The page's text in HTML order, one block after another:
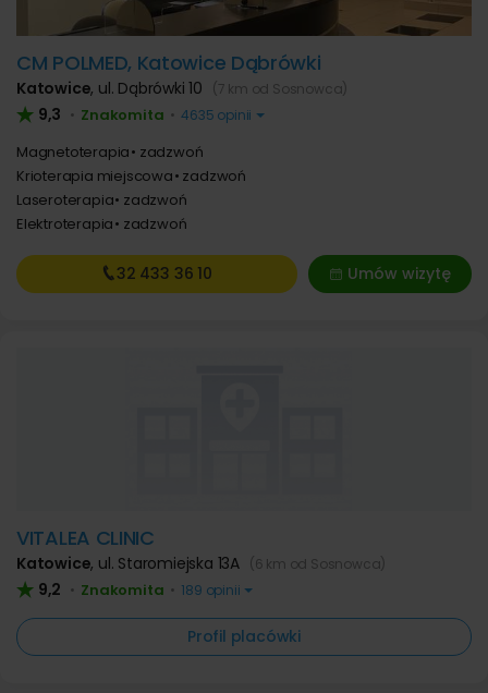
CM POLMED, Katowice Dąbrówki
Katowice, ul. Dąbrówki 10 (7 km od Sosnowca)
9,3 • Znakomita • 4635 opinii
Magnetoterapia zadzwoń
Krioterapia miejscowa zadzwoń
Laseroterapia zadzwoń
Elektroterapia zadzwoń
Umów wizytę
32 433 36 10
VITALEA CLINIC
Katowice, ul. Staromiejska 13A (6 km od Sosnowca)
9,2 • Znakomita • 189 opinii
Profil placówki